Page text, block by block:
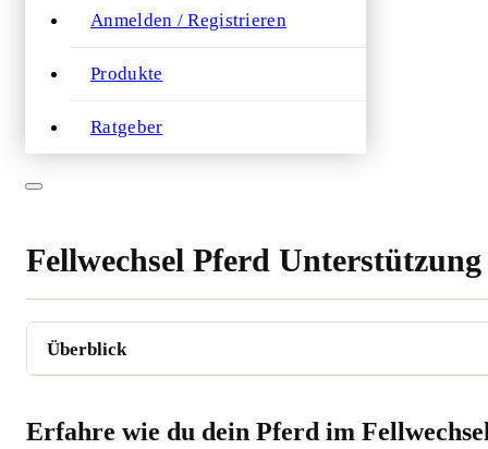
Anmelden / Registrieren
Produkte
Ratgeber
Fellwechsel Pferd Unterstützung
Erfahre wie du dein Pferd im